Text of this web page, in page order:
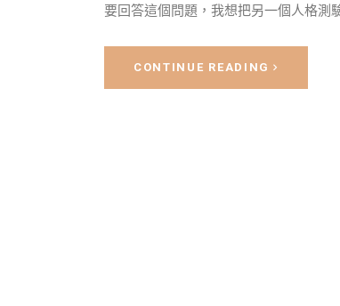
要回答這個問題，我想把另一個人格測
CONTINUE READING